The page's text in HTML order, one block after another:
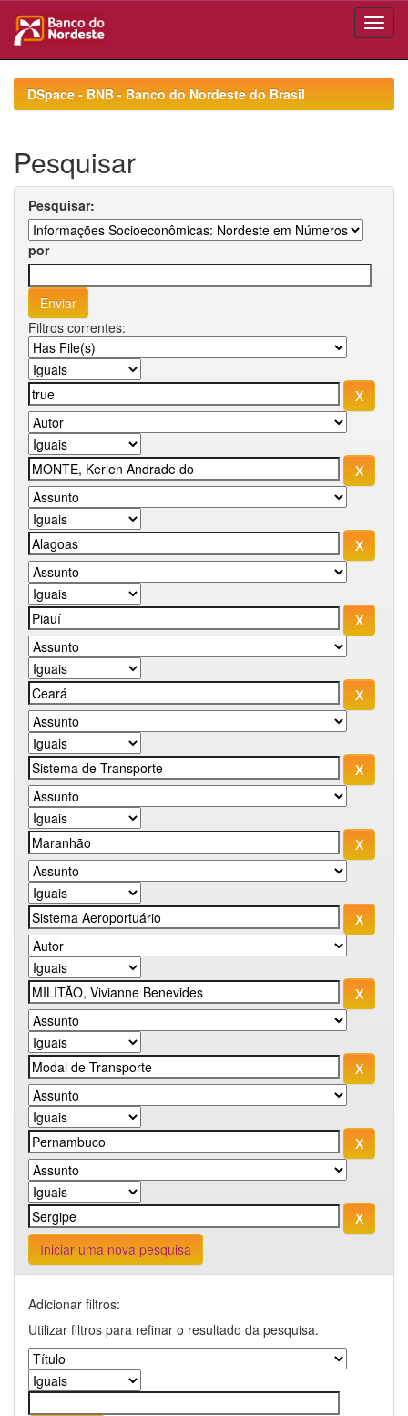
navigationDSpace - BNB - Banco do Nordeste do Brasil
Pesquisar
Pesquisar:
por
Filtros correntes:
Iniciar uma nova pesquisa
Adicionar filtros:
Utilizar filtros para refinar o resultado da pesquisa.